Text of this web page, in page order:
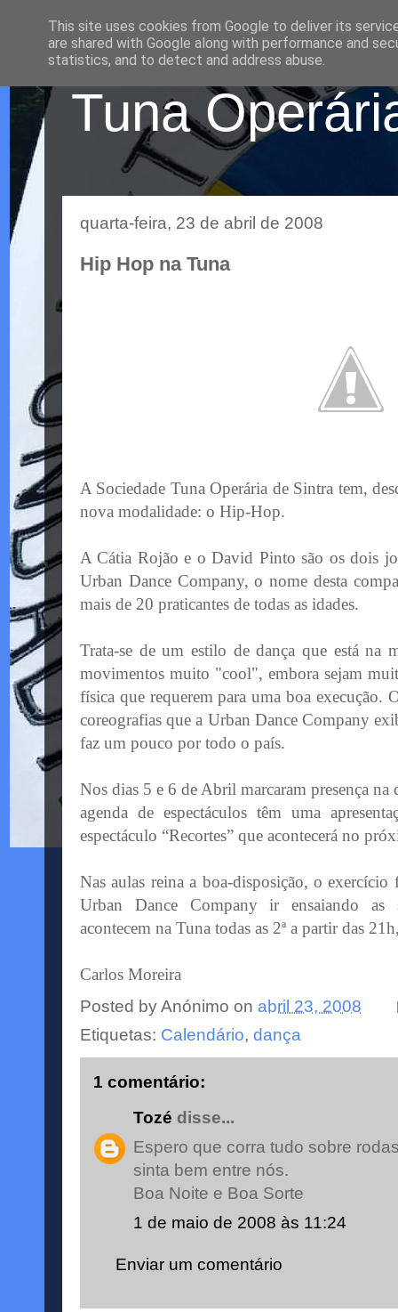
Tuna
quarta-feira, 23 de abril de 2008
Hip Hop na Tuna
A Sociedade Tuna Operária de Sintra tem,
nova modalidade: o Hip-Hop.
A Cátia Rojão e o David Pinto são os dois
Urban Dance Company, o nome desta
mais de 20 praticantes de todas as idades.
Trata-se de um estilo de dança que está na
movimentos muito "cool", embora sejam
física que requerem para uma boa execução.
coreografias que a Urban Dance Company
faz um pouco por todo o país.
Nos dias 5 e 6 de Abril marcaram presença na
agenda de espectáculos têm uma
espectáculo “Recortes” que acontecerá no
Nas aulas reina a boa-disposição, o
Urban Dance Company ir ensaiando as
acontecem na Tuna todas as 2ª a partir das
Carlos Moreira
Posted byAnónimo on abril 23, 2008
Etiquetas: Calendário, dança
1 comentário:
Tozé disse...
Espero que corra tudo sobre
sinta bem entre nós.
Boa Noite e Boa Sorte
1 de maio de 2008 às 11:24
Enviar um comentário
This site uses cookies from Google to deliver its
are shared with Google along with performance and
statistics, and to detect and address abuse.